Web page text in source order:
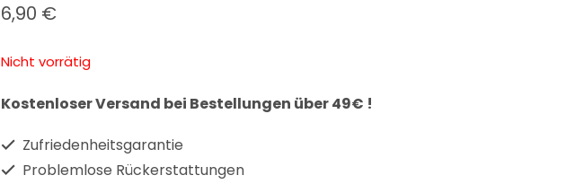
6,90 €
Nicht vorrätig
Kostenloser Versand bei Bestellungen über 49€ !
Zufriedenheitsgarantie
Problemlose Rückerstattungen